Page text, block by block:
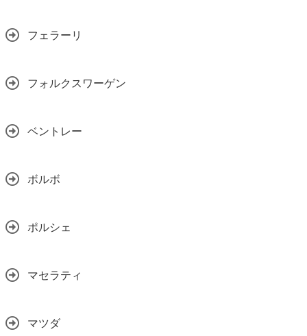
フェラーリ
フォルクスワーゲン
ベントレー
ボルボ
ポルシェ
マセラティ
マツダ